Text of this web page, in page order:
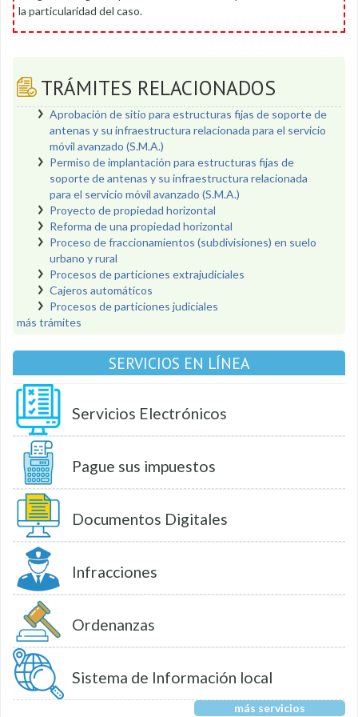
la particularidad del caso.
TRÁMITES RELACIONADOS
Aprobación de sitio para estructuras fijas de soporte de
antenas y su infraestructura relacionada para el servicio
móvil avanzado (S.M.A.)
Permiso de implantación para estructuras fijas de
soporte de antenas y su infraestructura relacionada
para el servicio móvil avanzado (S.M.A.)
Proyecto de propiedad horizontal
Reforma de una propiedad horizontal
Proceso de fraccionamientos (subdivisiones) en suelo
urbano y rural
Procesos de particiones extrajudiciales
Cajeros automáticos
Procesos de particiones judiciales
más trámites
SERVICIOS EN LÍNEA
Servicios Electrónicos
Pague sus impuestos
Documentos Digitales
Infracciones
Ordenanzas
Sistema de Información local
más servicios